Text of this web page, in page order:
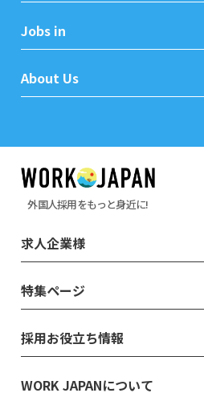
Jobs in
About Us
外国人採用をもっと身近に!
求人企業様
特集ページ
採用お役立ち情報
WORK JAPANについて